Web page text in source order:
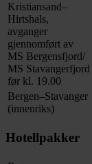
Kristiansand–
Hirtshals,
avganger
gjennomført av
MS Bergensfjord/
MS Stavangerfjord
før kl. 19.00
Bergen–Stavanger
(innenriks)
Hotellpakker